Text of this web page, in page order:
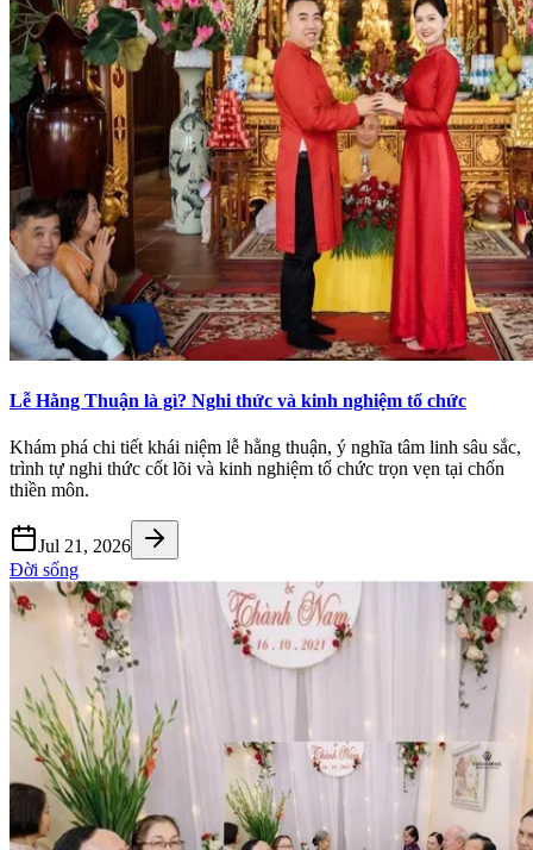
Lễ Hằng Thuận là gì? Nghi thức và kinh nghiệm tổ chức
Khám phá chi tiết khái niệm lễ hằng thuận, ý nghĩa tâm linh sâu sắc,
trình tự nghi thức cốt lõi và kinh nghiệm tổ chức trọn vẹn tại chốn
thiền môn.
Jul 21, 2026
Đời sống